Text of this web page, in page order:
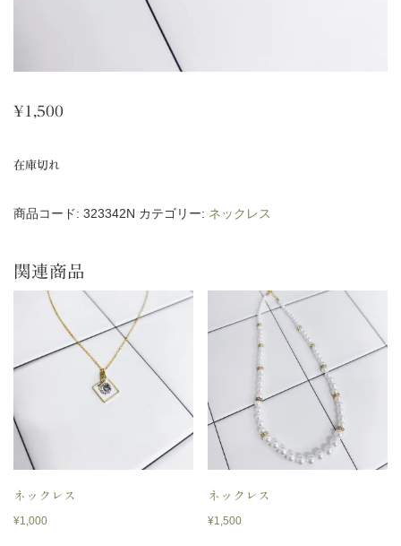
¥1,500
在庫切れ
商品コード: 323342N カテゴリー: ネックレス
関連商品
ネックレス
¥1,000
ネックレス
¥1,500